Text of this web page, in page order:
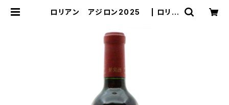
ロリアン アジロン2025 | ロリア